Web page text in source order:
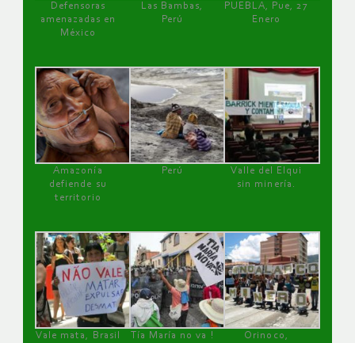
Defensoras
amenazadas en
México
Las Bambas,
Perú
PUEBLA, Pue, 27
Enero
Amazonía
defiende su
territorio
Perú
Valle del Elqui
sin minería.
Vale mata, Brasil Tía María no va ! Orinoco,